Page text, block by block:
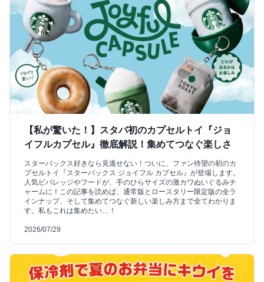
【私が驚いた！】スタバ初のカプセルトイ『ジョ
イフルカプセル』徹底解説！集めてつなぐ楽しさ
スターバックス好きなら見逃せない！ついに、ファン待望の初のカ
プセルトイ『スターバックス ジョイフル カプセル』が登場します。
人気ビバレッジやフードが、手のひらサイズの激カワぬいぐるみチ
ャームに！この記事を読めば、通常版とロースタリー限定版の全ラ
インナップ、そして集めてつなぐ新しい楽しみ方まで全てわかりま
す。私もこれは集めたい…！
2026/07/29